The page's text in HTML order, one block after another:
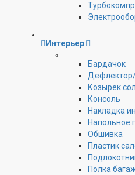
Интерьер
Бардачок
Козырек
Консоль
Накладка
Напольное
Обшивка
Пластик
Полка